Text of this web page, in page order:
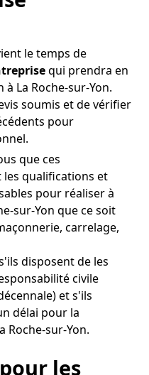
le temps de
qui prendra en
La Roche-sur-Yon.
soumis et de vérifier
pour
que ces
qualifications et
pour réaliser à
sur-Yon que ce soit
carrelage,
disposent de les
civile
et s'ils
délai pour la
Roche-sur-Yon.
les